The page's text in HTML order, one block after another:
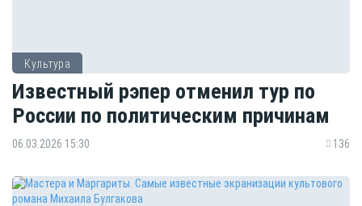
Культура
Известный рэпер отменил тур по
России по политическим причинам
06.03.2026 15:30 136